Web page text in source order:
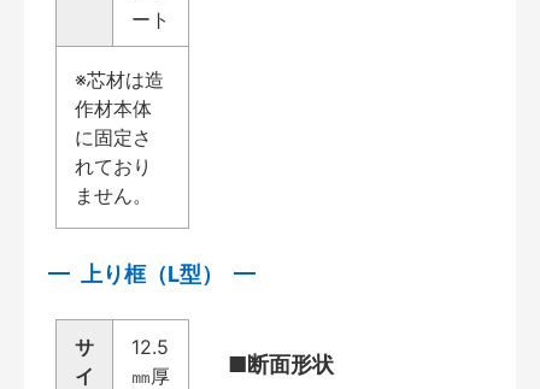
ート
※芯材は造
作材本体
に固定さ
れており
ません。
上り框（L型）
サ
イ
12.5
㎜厚
■断面形状